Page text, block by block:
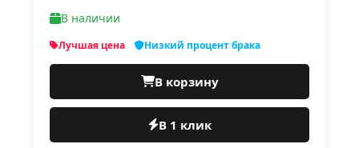
В наличии
Лучшая цена Низкий процент брака
В корзину
В 1 клик